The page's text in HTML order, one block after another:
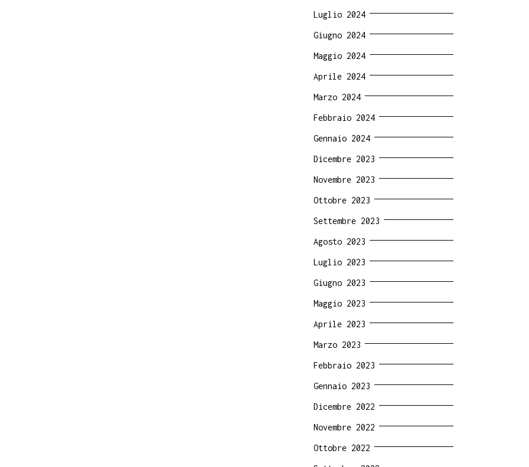
Luglio 2024
Giugno 2024
Maggio 2024
Aprile 2024
Marzo 2024
Febbraio 2024
Gennaio 2024
Dicembre 2023
Novembre 2023
Ottobre 2023
Settembre 2023
Agosto 2023
Luglio 2023
Giugno 2023
Maggio 2023
Aprile 2023
Marzo 2023
Febbraio 2023
Gennaio 2023
Dicembre 2022
Novembre 2022
Ottobre 2022